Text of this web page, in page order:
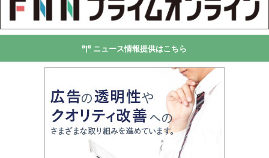
ニュース情報提供はこちら